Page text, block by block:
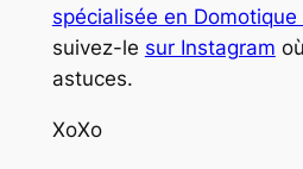
spécialisée en
suivez-le sur Instagram
astuces.
XoXo